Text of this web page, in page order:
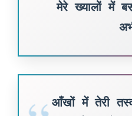
मेरे ख्यालों में
आँखों में तेरी